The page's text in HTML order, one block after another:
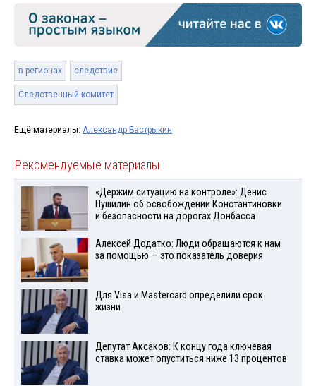
в регионах следствие
Следственный комитет
Ещё материалы: Александр Бастрыкин
Рекомендуемые материалы
«Держим ситуацию на контроле»: Денис
Пушилин об освобождении Константиновки
и безопасности на дорогах Донбасса
Алексей Додатко: Люди обращаются к нам
за помощью — это показатель доверия
Для Visа и Mastercard определили срок
жизни
Депутат Аксаков: К концу года ключевая
ставка может опуститься ниже 13 процентов